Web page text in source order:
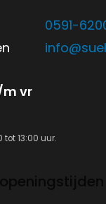
0591-
vr
tot 13:00 uur.